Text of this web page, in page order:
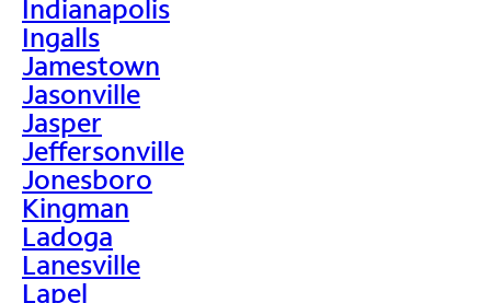
Indianapolis
Ingalls
Jamestown
Jasonville
Jasper
Jeffersonville
Jonesboro
Kingman
Ladoga
Lanesville
Lapel